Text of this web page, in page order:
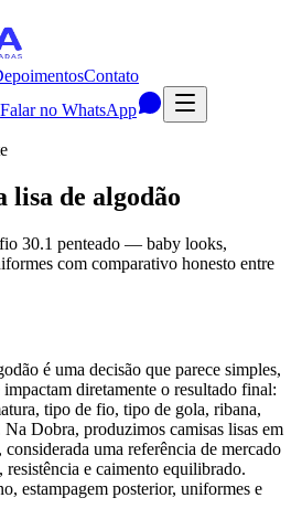
Contato
Falar no WhatsApp
lisa de algodão
30.1 penteado — baby looks,
com comparativo honesto entre
é uma decisão que parece simples,
diretamente o resultado final:
tipo de fio, tipo de gola, ribana,
Na Dobra, produzimos camisas lisas em
uma referência de mercado
e caimento equilibrado.
estampagem posterior, uniformes e